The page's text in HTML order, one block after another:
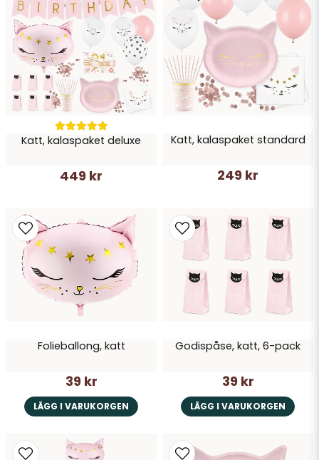
Skicka fråga
Katt, kalaspaket deluxe
449 kr
Katt, kalaspaket standard
249 kr
Folieballong, katt
39 kr
LÄGG I VARUKORGEN
Godispåse, katt, 6-pack
39 kr
LÄGG I VARUKORGEN